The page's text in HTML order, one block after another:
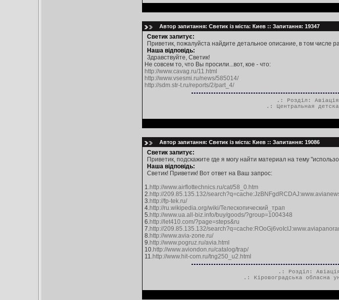
Автор запитання: Светик із міста: Киев :: Запитання: 19347
Светик запитує:
Приветик, пожалуйста найдите детальное описание, в том числе
Наша відповідь:
Здравствуйте, Светик!
Не совсем то, что Вы просили...вот, кое - что:
http://www.cavag.ru/11.html
http://www.vsesmi.ru/news/585014/
http://sdm.str-t.ru/reports/2/part_4/
.: Розділ:
.: Центральная
Автор запитання: Светик із міста: Киев :: Запитання: 19086
Светик запитує:
Приветик, подскажите где я могу найти материал на тему
Наша відповідь:
Светик! Приветик! Вот ответ на Ваш запрос:
1.http://www.airflottechnics.ru/cat/58_0.htm
2.http://209.85.135.132/
3.http://fp-tek.ru/
4.http://ru.wikipedia.org/wiki/Телескопический_трап
5.http://www.ua.all-biz.info/buy/goods/?group=1004348
6.http://let410.com/?page=steps&ru
7.http://209.85.135.132/
8.http://www.avia-zone.ru/
9.http://www.pogruz.ru/avia.html
10.http://www.aviondon.ru/catalog/trap/
11.http://www.hit-com.ru/tng250_u2.html
.: Розділ:
.: Кіровоградська обласна